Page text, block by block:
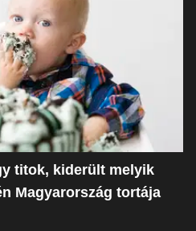
titok, kiderült melyik
Magyarország tortája